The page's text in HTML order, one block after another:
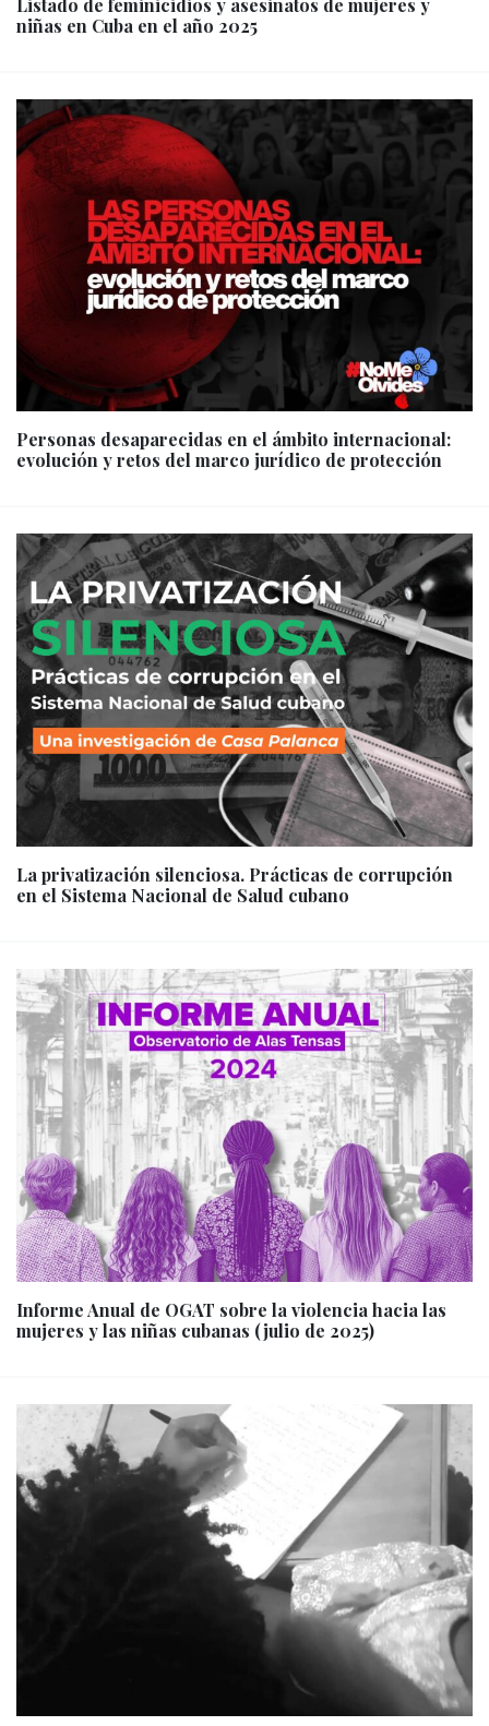
Listado de feminicidios y asesinatos de mujeres y
niñas en Cuba en el año 2025
Personas desaparecidas en el ámbito internacional:
evolución y retos del marco jurídico de protección
La privatización silenciosa. Prácticas de corrupción
en el Sistema Nacional de Salud cubano
Informe Anual de OGAT sobre la violencia hacia las
mujeres y las niñas cubanas (julio de 2025)